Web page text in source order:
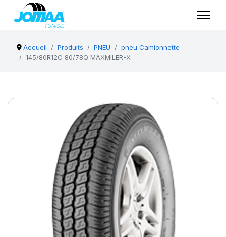
Accueil Produits PNEU
pneu Camionnette
145/80R12C 80/78Q MAXMILER-X